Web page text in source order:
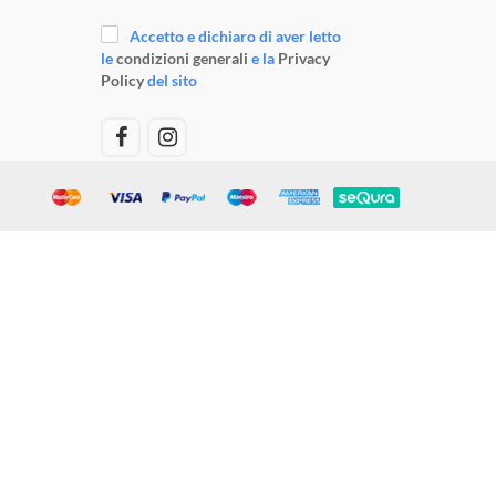
Accetto e dichiaro di aver letto
lecondizioni generali e la Privacy
Policydel sito